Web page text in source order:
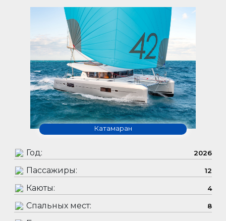
Катамаран
Год: 2026
Пассажиры: 12
Каюты: 4
Спальных мест: 8